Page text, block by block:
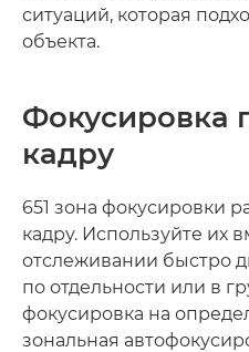
ситуаций, которая
объекта.
Фокусировка
кадру
651 зона фокусировки
кадру. Используйте их
отслеживании быстро
по отдельности или в
фокусировка на
зональная